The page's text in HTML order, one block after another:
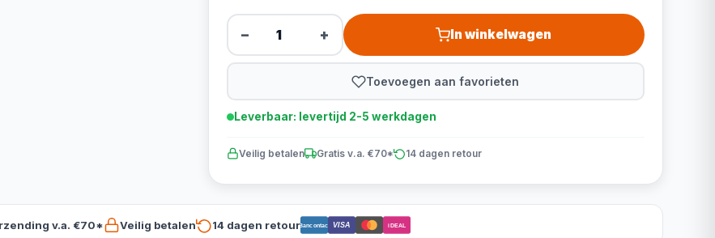
− + In winkelwagen
Toevoegen aan favorieten
Leverbaar: levertijd 2-5 werkdagen
Veilig betalen Gratis v.a. €70* 14 dagen retour
v.a. €70* Veilig betalen 14 dagen retourBancontact VISA iDEAL